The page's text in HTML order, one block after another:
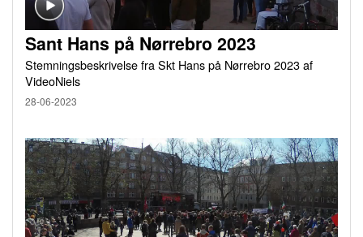
Sant Hans på Nørrebro 2023
Stemningsbeskrivelse fra Skt Hans på Nørrebro 2023 af
VideoNiels
28-06-2023